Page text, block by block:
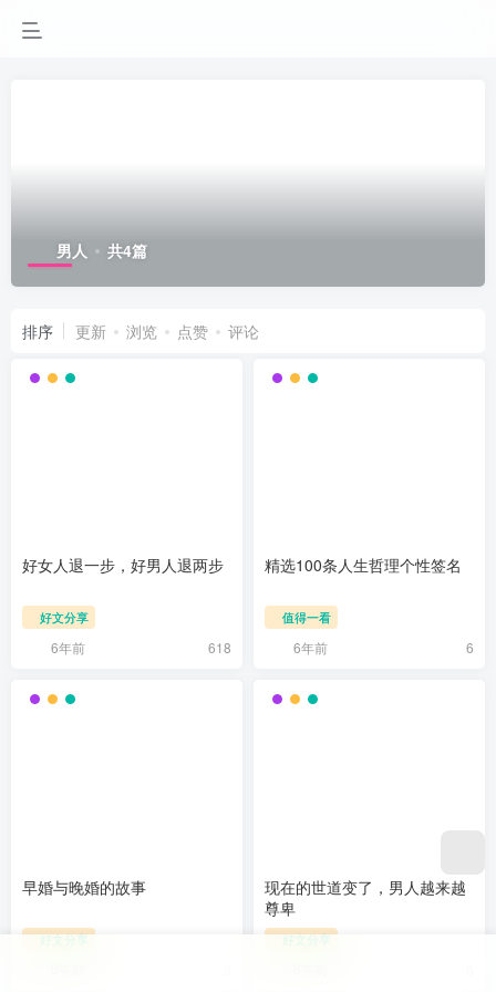
男人 共4篇
排序 更新 浏览 点赞 评论
好女人退一步，好男人退两步
好文分享
6年前 618
精选100条人生哲理个性签名
值得一看
6年前 6
早婚与晚婚的故事
好文分享
现在的世道变了，男人越来越
尊卑
好文分享